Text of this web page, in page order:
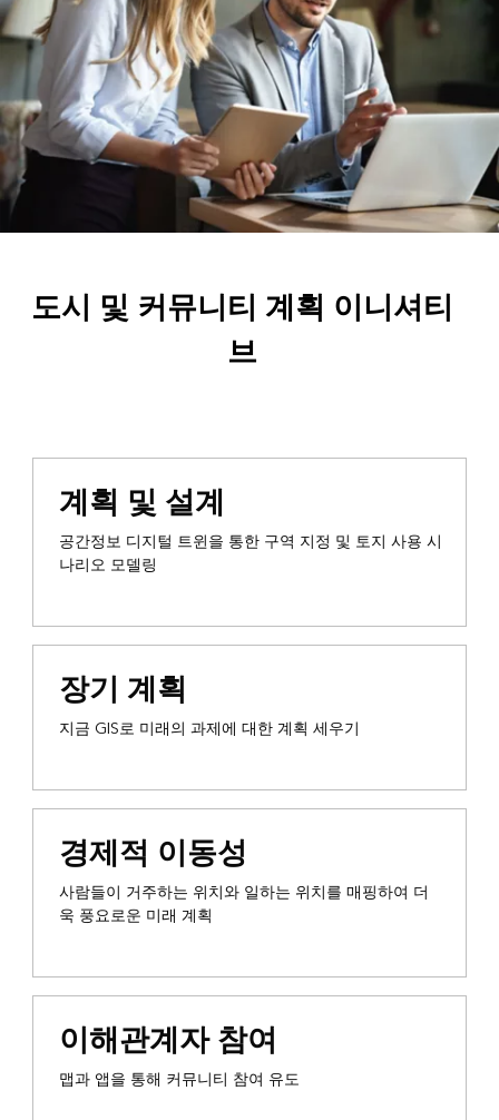
도시 및 커뮤니티 계획 이니셔티
브
계획 및 설계
공간정보 디지털 트윈을 통한 구역 지정 및 토지 사용 시
나리오 모델링
장기 계획
지금 GIS로 미래의 과제에 대한 계획 세우기
경제적 이동성
사람들이 거주하는 위치와 일하는 위치를 매핑하여 더
욱 풍요로운 미래 계획
이해관계자 참여
맵과 앱을 통해 커뮤니티 참여 유도